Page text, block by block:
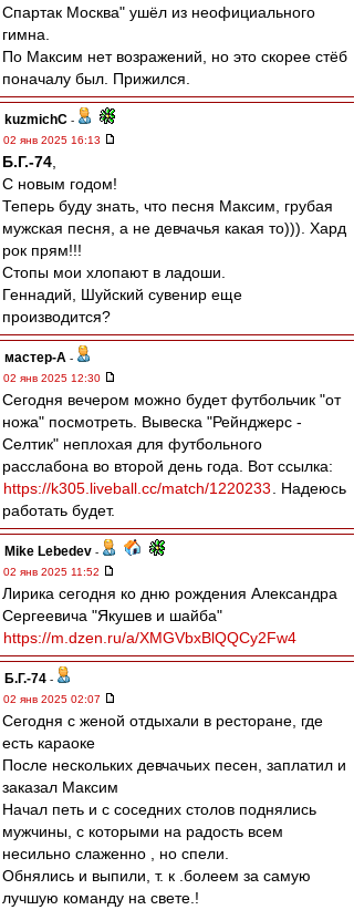
Спартак Москва" ушёл из неофициального
гимна.
По Максим нет возражений, но это скорее стёб
поначалу был. Прижился.
kuzmichC -
02 янв 2025 16:13
Б.Г.-74
С новым годом!
Теперь буду знать, что песня Максим, грубая
мужская песня, а не девчачья какая то))). Хард
рок прям!!!
Стопы мои хлопают в ладоши.
Геннадий, Шуйский сувенир еще
производится?
мастер-А -
02 янв 2025 12:30
Сегодня вечером можно будет футбольчик "от
ножа" посмотреть. Вывеска "Рейнджерс -
Селтик" неплохая для футбольного
расслабона во второй день года. Вот ссылка:
https://k305.liveball.cc/match/1220233
. Надеюсь
работать будет.
Mike Lebedev -
02 янв 2025 11:52
Лирика сегодня ко дню рождения Александра
Сергеевича "Якушев и шайба"
https://m.dzen.ru/a/XMGVbxBlQQCy2Fw4
Б.Г.-74 -
02 янв 2025 02:07
Сегодня с женой отдыхали в ресторане, где
есть караоке
После нескольких девчачьих песен, заплатил и
заказал Максим
Начал петь и с соседних столов поднялись
мужчины, с которыми на радость всем
несильно слаженно , но спели.
Обнялись и выпили, т. к .болеем за самую
лучшую команду на свете.!